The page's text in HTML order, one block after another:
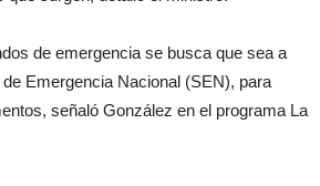
de emergencia se busca que sea a
Emergencia Nacional (SEN), para
señaló González en el programa La